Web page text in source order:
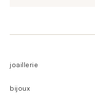
joaillerie
bijoux